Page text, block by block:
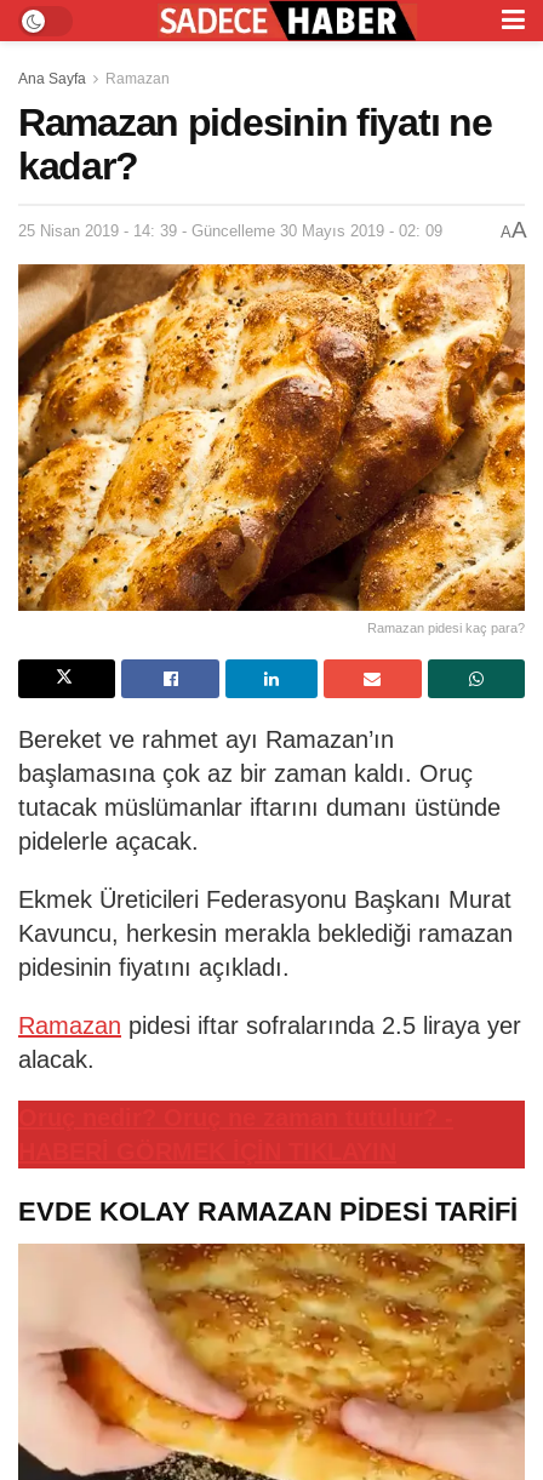
Ana Sayfa Ramazan
Ramazan pidesinin fiyatı ne
kadar?
25 Nisan 2019 - 14: 39 - Güncelleme 30 Mayıs 2019 - 02: 09 AA
Ramazan pidesi kaç para?
Bereket ve rahmet ayı Ramazan’ın
başlamasına çok az bir zaman kaldı. Oruç
tutacak müslümanlar iftarını dumanı üstünde
pidelerle açacak.
Ekmek Üreticileri Federasyonu Başkanı Murat
Kavuncu, herkesin merakla beklediği ramazan
pidesinin fiyatını açıkladı.
Ramazan pidesi iftar sofralarında 2.5 liraya yer
alacak.
EVDE KOLAY RAMAZAN PİDESİ TARİFİ